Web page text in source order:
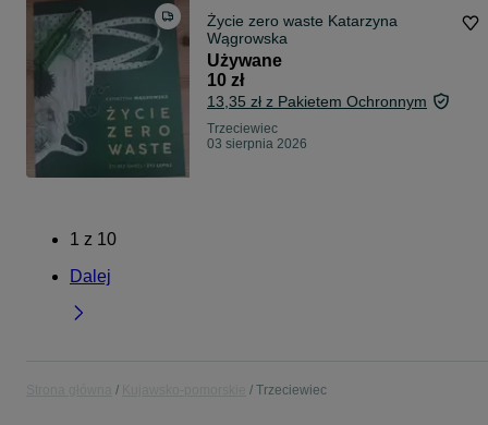
Życie zero waste Katarzyna
Wągrowska
Używane
10 zł
13,35 zł z Pakietem Ochronnym
Trzeciewiec
03 sierpnia 2026
1 z 10
Dalej
Trzeciewiec